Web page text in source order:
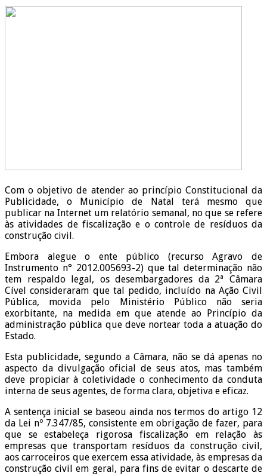
Com o objetivo de atender ao princípio Constitucional da
Publicidade, o Município de Natal terá mesmo que
publicar na Internet um relatório semanal, no que se refere
às atividades de fiscalização e o controle de resíduos da
construção civil.
Embora alegue o ente público (recurso Agravo de
Instrumento n° 2012.005693-2) que tal determinação não
tem respaldo legal, os desembargadores da 2ª Câmara
Cível consideraram que tal pedido, incluído na Ação Civil
Pública, movida pelo Ministério Público não seria
exorbitante, na medida em que atende ao Princípio da
administração pública que deve nortear toda a atuação do
Estado.
Esta publicidade, segundo a Câmara, não se dá apenas no
aspecto da divulgação oficial de seus atos, mas também
deve propiciar à coletividade o conhecimento da conduta
interna de seus agentes, de forma clara, objetiva e eficaz.
A sentença inicial se baseou ainda nos termos do artigo 12
da Lei nº 7.347/85, consistente em obrigação de fazer, para
que se estabeleça rigorosa fiscalização em relação às
empresas que transportam resíduos da construção civil,
aos carroceiros que exercem essa atividade, às empresas da
construção civil em geral, para fins de evitar o descarte de